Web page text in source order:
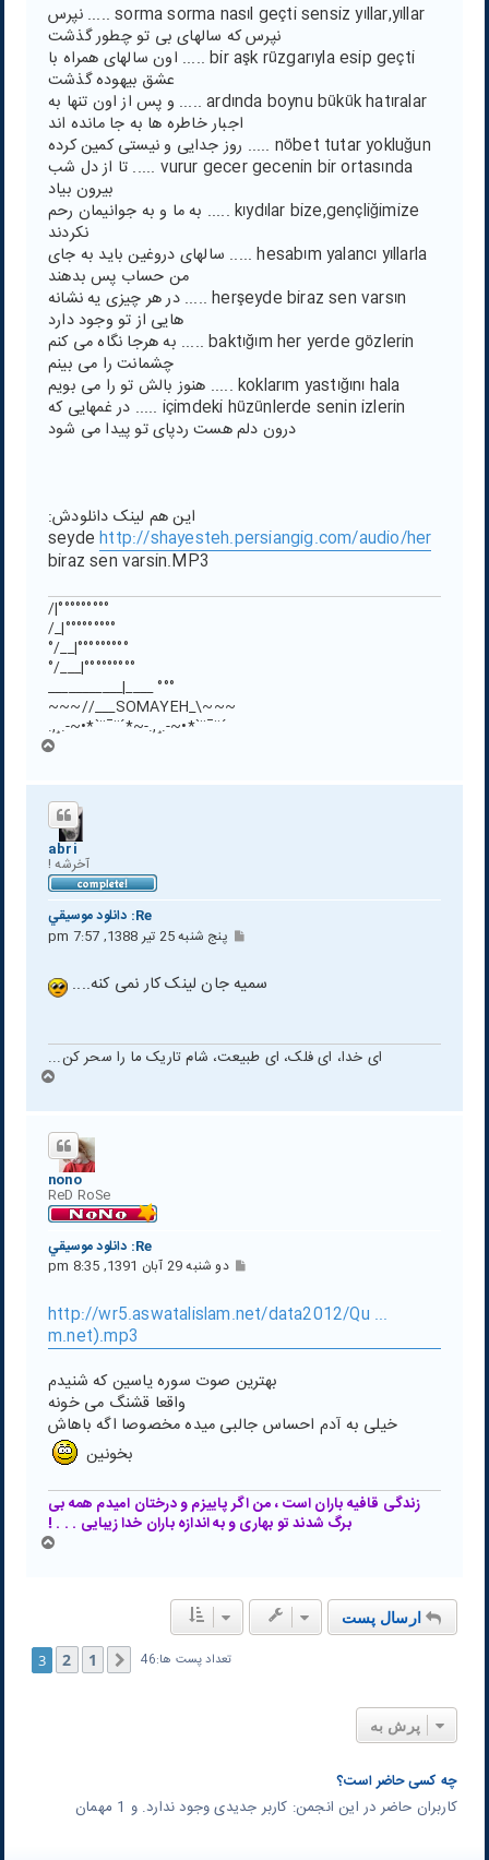
sorma sorma nasıl geçti sensiz yıllar,yıllar ..... نپرس
نپرس که سالهای بی تو چطور گذشت
bir aşk rüzgarıyla esip geçti ..... اون سالهای همراه با
عشق بیهوده گذشت
ardında boynu bükük hatıralar ..... و پس از اون تنها به
اجبار خاطره ها به جا مانده اند
nöbet tutar yokluğun ..... روز جدایی و نیستی کمین کرده
vurur gecer gecenin bir ortasında ..... تا از دل شب
بیرون بیاد
kıydılar bize,gençliğimize ..... به ما و به جوانیمان رحم
نکردند
hesabım yalancı yıllarla ..... سالهای دروغین باید به جای
من حساب پس بدهند
herşeyde biraz sen varsın ..... در هر چیزی یه نشانه
هایی از تو وجود دارد
baktığım her yerde gözlerin ..... به هرجا نگاه می کنم
چشمانت را می بینم
koklarım yastığını hala ..... هنوز بالش تو را می بویم
içimdeki hüzünlerde senin izlerin ..... در غمهایی که
درون دلم هست ردپای تو پیدا می شود
این هم لینک دانلودش:
http://shayesteh.persiangig.com/audio/her
seyde
biraz sen varsin.MP3
°°°°°°°°°|/
°°°°°°°°°|_/
°°°°°°°°°|__/°
°°°°°°°°°|___/°
°°° ____|___________
~~~\_SOMAYEH___//~~~
´¨¯¨`*•~-.¸,.-~*´¨¯¨`*•~-.¸,.
ل
abri
آخرشه !
Re: دانلود موسيقي
پ
س
پنج شنبه 25 تیر 1388, 7:57 pm
سمیه جان لینک کار نمی کنه....
ای خدا، ای فلک، ای طبیعت، شام تاریک ما را سحر کن...
nono
ReD RoSe
Re: دانلود موسيقي
پدو شنبه 29 آبان 1391, 8:35 pm
http://wr5.aswatalislam.net/data2012/Qu ...
m.net).mp3
بهترین صوت سوره یاسین که شنیدم
واقعا قشنگ می خونه
خیلی به آدم احساس جالبی میده مخصوصا اگه باهاش
بخونین
زندگی قافیه باران است ، من اگر پاییزم و درختان امیدم همه بی
برگ شدند تو بهاری و به اندازه باران خدا زیبایی . . . !
ارسال پست
تعداد پست ها:46 قبلی 1
2
3
پرش به
چه کسی حاضر است؟
کاربران حاضر در این انجمن: کاربر جدیدی وجود ندارد. و 1 مهمان